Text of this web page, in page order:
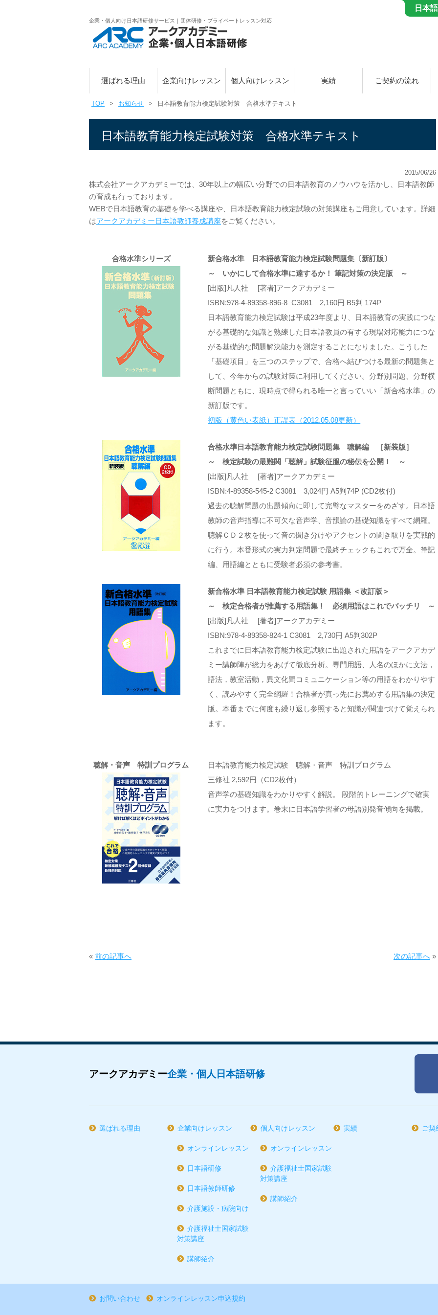
日本
企業・個人向け日本語研修サービス｜団体研修・プライベートレッスン対応
選ばれる理由 企業向けレッスン 個人向けレッスン 実績 ご契約の流れ
TOP お知らせ 日本語教育能力検定試験対策 合格水準テキスト
日本語教育能力検定試験対策 合格水準テキスト
2015/06/26
株式会社アークアカデミーでは、30年以上の幅広い分野での日本語教育のノウハウを活かし、日本語教師
の育成も行っております。
WEBで日本語教育の基礎を学べる講座や、日本語教育能力検定試験の対策講座もご用意しています。詳細
はアークアカデミー日本語教師養成講座をご覧ください。
合格水準シリーズ
新合格水準 日本語教育能力検定試験問題集〔新訂版〕
～ いかにして合格水準に達するか！ 筆記対策の決定版 ～
[出版]凡人社 [著者]アークアカデミー
ISBN:978-4-89358-896-8 C3081 2,160円 B5判 174P
日本語教育能力検定試験は平成23年度より、日本語教育の実践につな
がる基礎的な知識と熟練した日本語教員の有する現場対応能力につな
がる基礎的な問題解決能力を測定することになりました。こうした
「基礎項目」を三つのステップで、合格へ結びつける最新の問題集と
して、今年からの試験対策に利用してください。分野別問題、分野横
断問題ともに、現時点で得られる唯一と言っていい「新合格水準」の
新訂版です。
初版（黄色い表紙）正誤表（2012.05.08更新）
合格水準日本語教育能力検定試験問題集 聴解編 ［新装版］
～ 検定試験の最難関「聴解」試験征服の秘伝を公開！ ～
[出版]凡人社 [著者]アークアカデミー
ISBN:4-89358-545-2 C3081 3,024円 A5判74P (CD2枚付)
過去の聴解問題の出題傾向に即して完璧なマスターをめざす。日本語
教師の音声指導に不可欠な音声学、音韻論の基礎知識をすべて網羅。
聴解ＣＤ２枚を使って音の聞き分けやアクセントの聞き取りを実戦的
に行う。本番形式の実力判定問題で最終チェックもこれで万全。筆記
編、用語編とともに受験者必須の参考書。
新合格水準 日本語教育能力検定試験 用語集 ＜改訂版＞
～ 検定合格者が推薦する用語集！ 必須用語はこれでバッチリ ～
[出版]凡人社 [著者]アークアカデミー
ISBN:978-4-89358-824-1 C3081 2,730円 A5判302P
これまでに日本語教育能力検定試験に出題された用語をアークアカデ
ミー講師陣が総力をあげて徹底分析。専門用語、人名のほかに文法，
語法，教室活動，異文化間コミュニケーション等の用語をわかりやす
く、読みやすく完全網羅！合格者が真っ先にお薦めする用語集の決定
版。本番までに何度も繰り返し参照すると知識が関連づけて覚えられ
ます。
聴解・音声 特訓プログラム
日本語教育能力検定試験 聴解・音声 特訓プログラム
三修社 2,592円（CD2枚付）
音声学の基礎知識をわかりやすく解説。 段階的トレーニングで確実
に実力をつけます。巻末に日本語学習者の母語別発音傾向を掲載。
« 前の記事へ 次の記事へ »
アークアカデミー企業・個人日本語研修
選ばれる理由 企業向けレッスン
オンラインレッスン
日本語研修
日本語教師研修
介護施設・病院向け
介護福祉士国家試験
対策講座
講師紹介
個人向けレッスン
オンラインレッスン
介護福祉士国家試験
対策講座
講師紹介
実績 ご契
お問い合わせ オンラインレッスン申込規約